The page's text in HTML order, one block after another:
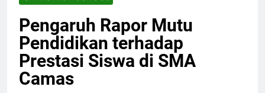
Pengaruh Rapor Mutu
Pendidikan terhadap
Prestasi Siswa di SMA
Camas